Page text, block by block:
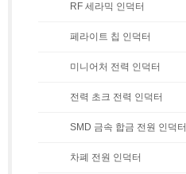
RF 세라믹 인덕터
페라이트 칩 인덕터
미니어처 전력 인덕터
전력 초크 전력 인덕터
SMD 금속 합금 전원 인덕터
차폐 전원 인덕터